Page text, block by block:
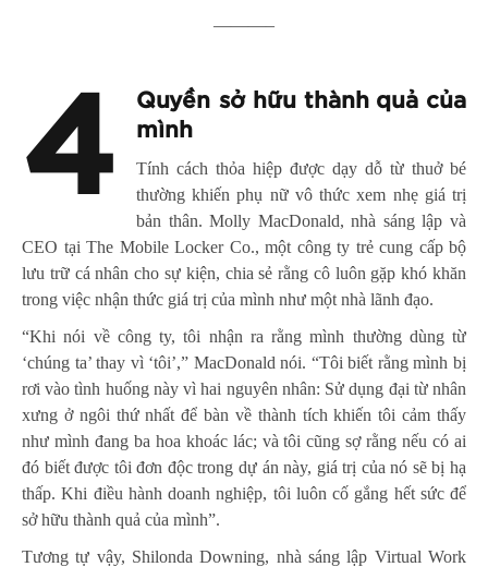
———–
4
Quyền sở hữu thành quả của
mình
Tính cách thỏa hiệp được dạy dỗ từ thuở bé
thường khiến phụ nữ vô thức xem nhẹ giá trị
bản thân. Molly MacDonald, nhà sáng lập và
CEO tại The Mobile Locker Co., một công ty trẻ cung cấp bộ
lưu trữ cá nhân cho sự kiện, chia sẻ rằng cô luôn gặp khó khăn
trong việc nhận thức giá trị của mình như một nhà lãnh đạo.
“Khi nói về công ty, tôi nhận ra rằng mình thường dùng từ
‘chúng ta’ thay vì ‘tôi’,” MacDonald nói. “Tôi biết rằng mình bị
rơi vào tình huống này vì hai nguyên nhân: Sử dụng đại từ nhân
xưng ở ngôi thứ nhất để bàn về thành tích khiến tôi cảm thấy
như mình đang ba hoa khoác lác; và tôi cũng sợ rằng nếu có ai
đó biết được tôi đơn độc trong dự án này, giá trị của nó sẽ bị hạ
thấp. Khi điều hành doanh nghiệp, tôi luôn cố gắng hết sức để
sở hữu thành quả của mình”.
Tương tự vậy, Shilonda Downing, nhà sáng lập Virtual Work